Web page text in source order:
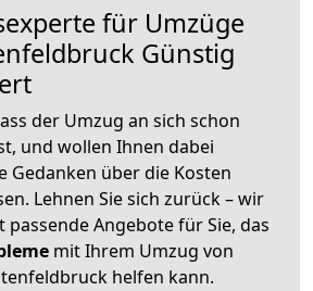
für Umzüge
Günstig
der Umzug an sich schon
und wollen Ihnen dabei
Gedanken über die Kosten
Lehnen Sie sich zurück – wir
Angebote für Sie, das
mit Ihrem Umzug von
helfen kann.